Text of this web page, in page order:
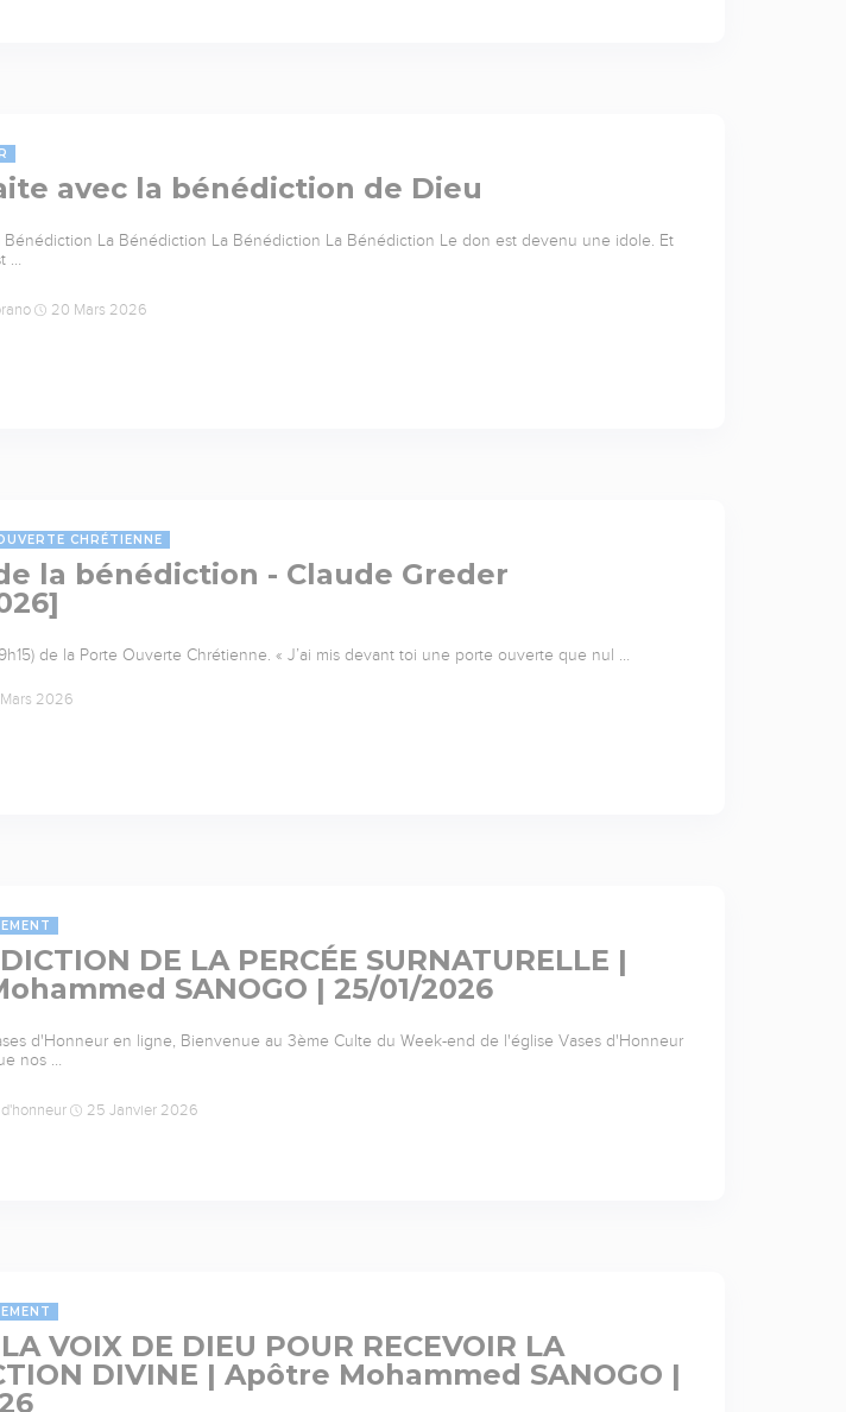
avec la bénédiction de Dieu
Bénédiction La Bénédiction La Bénédiction La Bénédiction Le don est devenu une idole. Et
…
20 Mars 2026
CHRÉTIENNE
la bénédiction - Claude Greder
de la Porte Ouverte Chrétienne. « J’ai mis devant toi une porte ouverte que nul …
2026
DE LA PERCÉE SURNATURELLE |
SANOGO | 25/01/2026
d'Honneur en ligne, Bienvenue au 3ème Culte du Week-end de l'église Vases d'Honneur
nos …
25 Janvier 2026
VOIX DE DIEU POUR RECEVOIR LA
DIVINE | Apôtre Mohammed SANOGO |